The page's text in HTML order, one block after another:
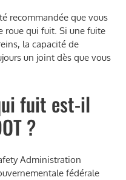
recommandée que vous
roue qui fuit. Si une fuite
la capacité de
un joint dès que vous
fuit est-il
?
Administration
fédérale